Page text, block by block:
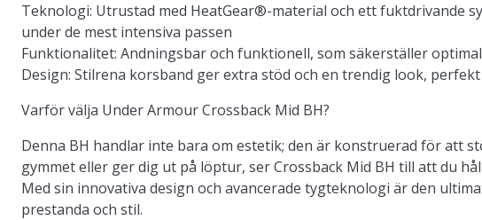
Teknologi: Utrustad med HeatGear®-material och ett fuktdrivande
under de mest intensiva passen
Funktionalitet: Andningsbar och funktionell, som säkerställer
Design: Stilrena korsband ger extra stöd och en trendig look,
Varför välja Under Armour Crossback Mid BH?
Denna BH handlar inte bara om estetik; den är konstruerad för att
gymmet eller ger dig ut på löptur, ser Crossback Mid BH till att du
Med sin innovativa design och avancerade tygteknologi är den
prestanda och stil.